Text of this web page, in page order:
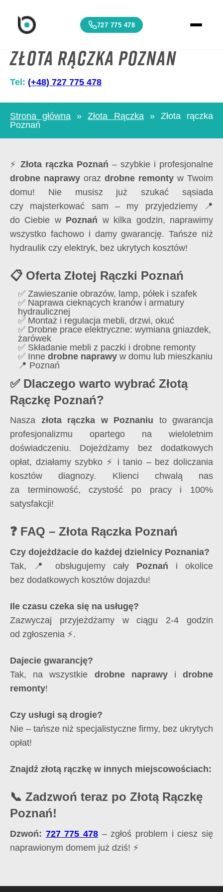
727 775 478
Złota rączka Poznań
Tel: (+48) 727 775 478
Strona główna »Złota Rączka» Złota rączka
Poznań
⚡ Złota rączka Poznań – szybkie i profesjonalne
drobne naprawy oraz drobne remonty w Twoim
domu! Nie musisz już szukać sąsiada
czy majsterkować sam – my przyjedziemy 📍
do Ciebie w Poznań w kilka godzin, naprawimy
wszystko fachowo i damy gwarancję. Tańsze niż
hydraulik czy elektryk, bez ukrytych kosztów!
📋 Oferta Złotej Rączki Poznań
✅ Zawieszanie obrazów, lamp, półek i szafek
✅ Naprawa cieknących kranów i armatury
hydraulicznej
✅ Montaż i regulacja mebli, drzwi, okuć
✅ Drobne prace elektryczne: wymiana gniazdek,
żarówek
✅ Składanie mebli z paczki i drobne remonty
✅ Inne drobne naprawy w domu lub mieszkaniu
📍 Poznań
✅ Dlaczego warto wybrać Złotą
Rączkę Poznań?
Nasza złota rączka w Poznaniu to gwarancja
profesjonalizmu opartego na wieloletnim
doświadczeniu. Dojeżdżamy bez dodatkowych
opłat, działamy szybko ⚡ i tanio – bez doliczania
kosztów diagnozy. Klienci chwalą nas
za terminowość, czystość po pracy i 100%
satysfakcji!
❓ FAQ – Złota Rączka Poznań
Czy dojeżdżacie do każdej dzielnicy Poznania?
Tak, 📍 obsługujemy cały Poznań i okolice
bez dodatkowych kosztów dojazdu!
Ile czasu czeka się na usługę?
Zazwyczaj przyjeżdżamy w ciągu 2-4 godzin
od zgłoszenia ⚡.
Dajecie gwarancję?
Tak, na wszystkie drobne naprawyidrobne
remonty!
Czy usługi są drogie?
Nie – tańsze niż specjalistyczne firmy, bez ukrytych
opłat!
Znajdź złotą rączkę w innych miejscowościach:
📞 Zadzwoń teraz po Złotą Rączkę
Poznań!
Dzwoń: 727 775 478 – zgłoś problem i ciesz się
naprawionym domem już dziś! ⚡